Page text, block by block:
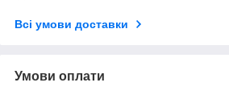
Всі умови доставки
Умови оплати